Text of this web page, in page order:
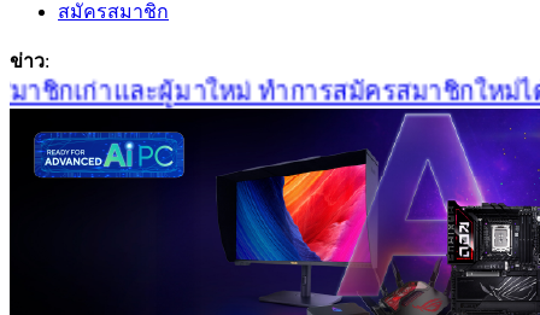
สมัครสมาชิก
ข่าว:
ชิกเก่าและผู้มาใหม่ ทำการสมัครสมาชิกใหม่ได้